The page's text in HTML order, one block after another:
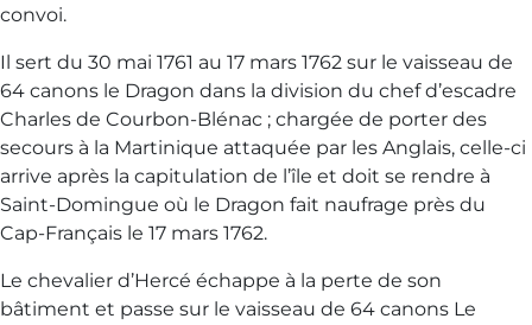
convoi.
Il sert du 30 mai 1761 au 17 mars 1762 sur le vaisseau de
64 canons le Dragon dans la division du chef d’escadre
Charles de Courbon-Blénac ; chargée de porter des
secours à la Martinique attaquée par les Anglais, celle-ci
arrive après la capitulation de l’île et doit se rendre à
Saint-Domingue où le Dragon fait naufrage près du
Cap-Français le 17 mars 1762.
Le chevalier d’Hercé échappe à la perte de son
bâtiment et passe sur le vaisseau de 64 canons Le